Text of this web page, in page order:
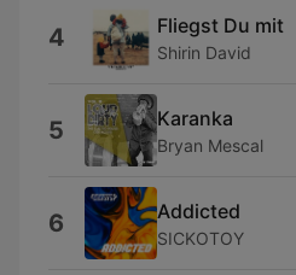
4 Fliegst Du mit
Shirin David
5 Karanka
Bryan Mescal
6 Addicted
SICKOTOY